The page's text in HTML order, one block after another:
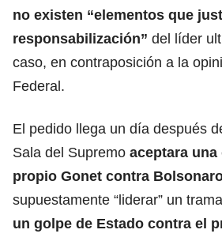
no existen “elementos que
responsabilización” del líder
caso, en contraposición a la
Federal.
El pedido llega un día después
Sala del Supremo aceptara
propio Gonet contra
supuestamente “liderar” un
un golpe de Estado contra el